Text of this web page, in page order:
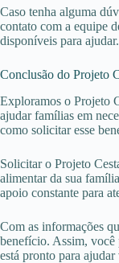
Caso tenha alguma
contato com a equipe
disponíveis para ajudar.
Conclusão do Projeto
Exploramos o Projeto
ajudar famílias em
como solicitar esse
Solicitar o Projeto
alimentar da sua
apoio constante para
Com as informações
benefício. Assim, você
está pronto para